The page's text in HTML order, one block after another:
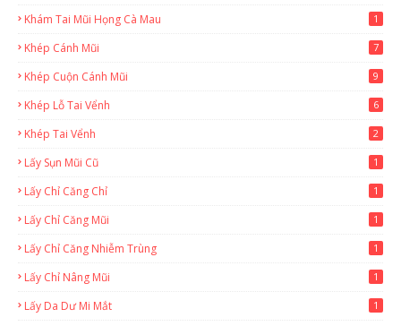
Khám Tai Mũi Họng Cà Mau 1
Khép Cánh Mũi 7
Khép Cuộn Cánh Mũi 9
Khép Lỗ Tai Vểnh 6
Khép Tai Vểnh 2
Lấy Sụn Mũi Cũ 1
Lấy Chỉ Căng Chỉ 1
Lấy Chỉ Căng Mũi 1
Lấy Chỉ Căng Nhiễm Trùng 1
Lấy Chỉ Nâng Mũi 1
Lấy Da Dư Mi Mắt 1